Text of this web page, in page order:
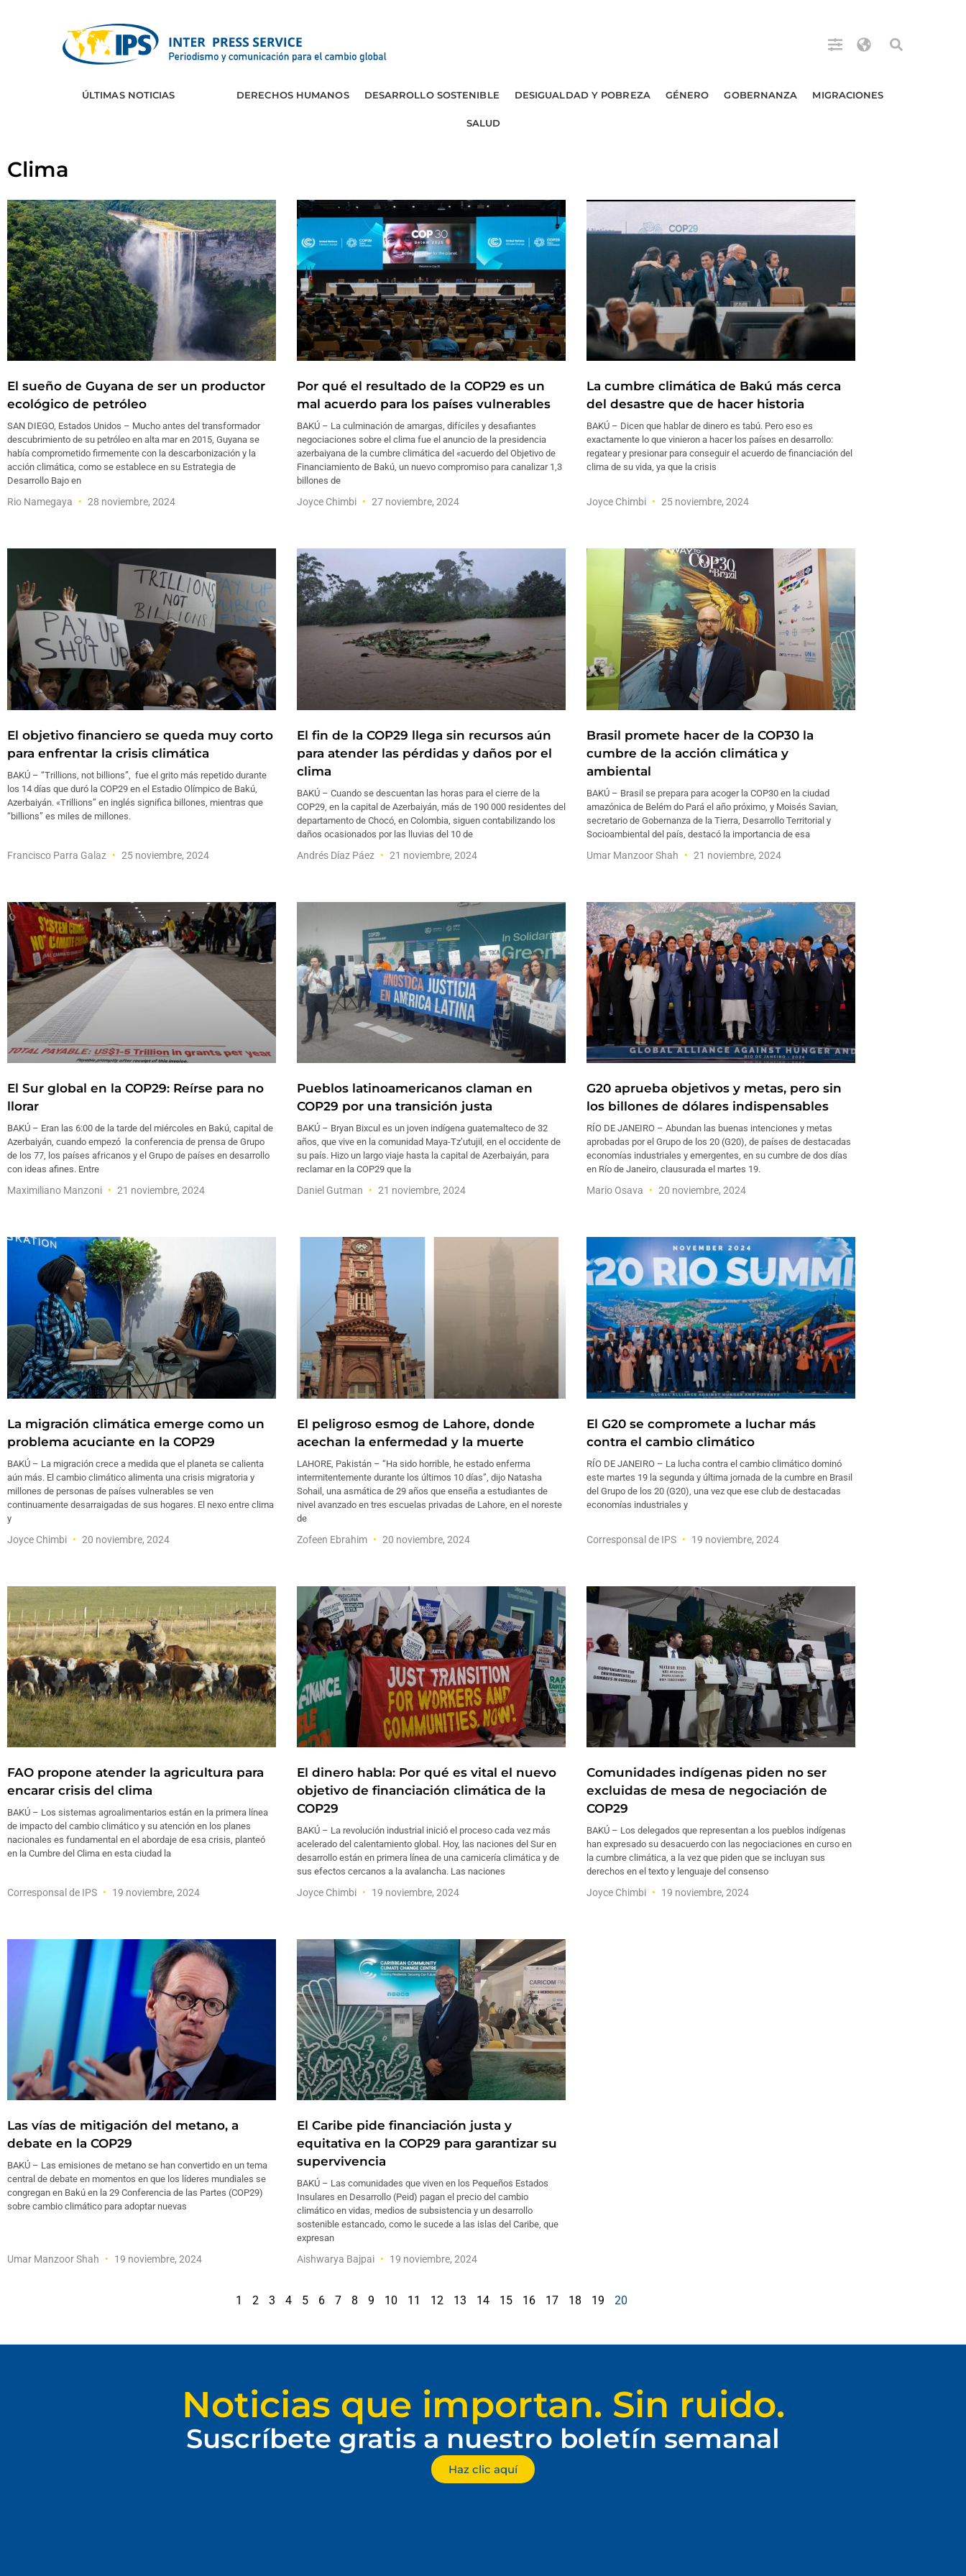
ÚLTIMAS NOTICIAS DERECHOS HUMANOS DESARROLLO SOSTENIBLE DESIGUALDAD Y POBREZA GÉNERO GOBERNANZA MIGRACIONES
SALUD
Clima
El sueño de Guyana de ser un productor
ecológico de petróleo
SAN DIEGO, Estados Unidos – Mucho antes del transformador
descubrimiento de su petróleo en alta mar en 2015, Guyana se
había comprometido firmemente con la descarbonización y la
acción climática, como se establece en su Estrategia de
Desarrollo Bajo en
Rio Namegaya 28 noviembre, 2024
Por qué el resultado de la COP29 es un
mal acuerdo para los países vulnerables
BAKÚ – La culminación de amargas, difíciles y desafiantes
negociaciones sobre el clima fue el anuncio de la presidencia
azerbaiyana de la cumbre climática del «acuerdo del Objetivo de
Financiamiento de Bakú, un nuevo compromiso para canalizar 1,3
billones de
Joyce Chimbi 27 noviembre, 2024
La cumbre climática de Bakú más cerca
del desastre que de hacer historia
BAKÚ – Dicen que hablar de dinero es tabú. Pero eso es
exactamente lo que vinieron a hacer los países en desarrollo:
regatear y presionar para conseguir el acuerdo de financiación del
clima de su vida, ya que la crisis
Joyce Chimbi 25 noviembre, 2024
El objetivo financiero se queda muy corto
para enfrentar la crisis climática
BAKÚ – “Trillions, not billions”, fue el grito más repetido durante
los 14 días que duró la COP29 en el Estadio Olímpico de Bakú,
Azerbaiyán. «Trillions” en inglés significa billones, mientras que
“billions” es miles de millones.
Francisco Parra Galaz 25 noviembre, 2024
El fin de la COP29 llega sin recursos aún
para atender las pérdidas y daños por el
clima
BAKÚ – Cuando se descuentan las horas para el cierre de la
COP29, en la capital de Azerbaiyán, más de 190 000 residentes del
departamento de Chocó, en Colombia, siguen contabilizando los
daños ocasionados por las lluvias del 10 de
Andrés Díaz Páez 21 noviembre, 2024
Brasil promete hacer de la COP30 la
cumbre de la acción climática y
ambiental
BAKÚ – Brasil se prepara para acoger la COP30 en la ciudad
amazónica de Belém do Pará el año próximo, y Moisés Savian,
secretario de Gobernanza de la Tierra, Desarrollo Territorial y
Socioambiental del país, destacó la importancia de esa
Umar Manzoor Shah 21 noviembre, 2024
El Sur global en la COP29: Reírse para no
llorar
BAKÚ – Eran las 6:00 de la tarde del miércoles en Bakú, capital de
Azerbaiyán, cuando empezó la conferencia de prensa de Grupo
de los 77, los países africanos y el Grupo de países en desarrollo
con ideas afines. Entre
Maximiliano Manzoni 21 noviembre, 2024
Pueblos latinoamericanos claman en
COP29 por una transición justa
BAKÚ – Bryan Bixcul es un joven indígena guatemalteco de 32
años, que vive en la comunidad Maya-Tz’utujil, en el occidente de
su país. Hizo un largo viaje hasta la capital de Azerbaiyán, para
reclamar en la COP29 que la
Daniel Gutman 21 noviembre, 2024
G20 aprueba objetivos y metas, pero sin
los billones de dólares indispensables
RÍO DE JANEIRO – Abundan las buenas intenciones y metas
aprobadas por el Grupo de los 20 (G20), de países de destacadas
economías industriales y emergentes, en su cumbre de dos días
en Río de Janeiro, clausurada el martes 19.
Mario Osava 20 noviembre, 2024
La migración climática emerge como un
problema acuciante en la COP29
BAKÚ – La migración crece a medida que el planeta se calienta
aún más. El cambio climático alimenta una crisis migratoria y
millones de personas de países vulnerables se ven
continuamente desarraigadas de sus hogares. El nexo entre clima
y
Joyce Chimbi 20 noviembre, 2024
El peligroso esmog de Lahore, donde
acechan la enfermedad y la muerte
LAHORE, Pakistán – “Ha sido horrible, he estado enferma
intermitentemente durante los últimos 10 días”, dijo Natasha
Sohail, una asmática de 29 años que enseña a estudiantes de
nivel avanzado en tres escuelas privadas de Lahore, en el noreste
de
Zofeen Ebrahim 20 noviembre, 2024
El G20 se compromete a luchar más
contra el cambio climático
RÍO DE JANEIRO – La lucha contra el cambio climático dominó
este martes 19 la segunda y última jornada de la cumbre en Brasil
del Grupo de los 20 (G20), una vez que ese club de destacadas
economías industriales y
Corresponsal de IPS 19 noviembre, 2024
FAO propone atender la agricultura para
encarar crisis del clima
BAKÚ – Los sistemas agroalimentarios están en la primera línea
de impacto del cambio climático y su atención en los planes
nacionales es fundamental en el abordaje de esa crisis, planteó
en la Cumbre del Clima en esta ciudad la
Corresponsal de IPS 19 noviembre, 2024
El dinero habla: Por qué es vital el nuevo
objetivo de financiación climática de la
COP29
BAKÚ – La revolución industrial inició el proceso cada vez más
acelerado del calentamiento global. Hoy, las naciones del Sur en
desarrollo están en primera línea de una carnicería climática y de
sus efectos cercanos a la avalancha. Las naciones
Joyce Chimbi 19 noviembre, 2024
Comunidades indígenas piden no ser
excluidas de mesa de negociación de
COP29
BAKÚ – Los delegados que representan a los pueblos indígenas
han expresado su desacuerdo con las negociaciones en curso en
la cumbre climática, a la vez que piden que se incluyan sus
derechos en el texto y lenguaje del consenso
Joyce Chimbi 19 noviembre, 2024
Las vías de mitigación del metano, a
debate en la COP29
BAKÚ – Las emisiones de metano se han convertido en un tema
central de debate en momentos en que los líderes mundiales se
congregan en Bakú en la 29 Conferencia de las Partes (COP29)
sobre cambio climático para adoptar nuevas
Umar Manzoor Shah 19 noviembre, 2024
El Caribe pide financiación justa y
equitativa en la COP29 para garantizar su
supervivencia
BAKÚ – Las comunidades que viven en los Pequeños Estados
Insulares en Desarrollo (Peid) pagan el precio del cambio
climático en vidas, medios de subsistencia y un desarrollo
sostenible estancado, como le sucede a las islas del Caribe, que
expresan
Aishwarya Bajpai 19 noviembre, 2024
1 2 3 4 5 6 7 8 9 10 11 12 13 14 15 16 17 18 19 20
Noticias que importan. Sin ruido.
Suscríbete gratis a nuestro boletín semanal
Haz clic aquí